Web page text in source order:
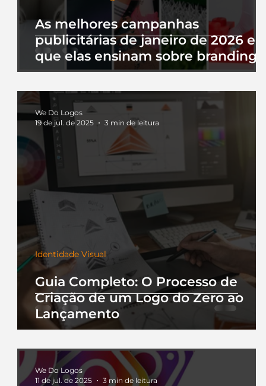
As melhores campanhas
publicitárias de janeiro de 2026 e
que elas ensinam sobre branding
Guia Completo: O Processo de
Criação de um Logo do Zero ao
Lançamento
Identidade Visual
We Do Logos
19 de jul. de 2025
3 min de leitura
We Do Logos
11 de jul. de 2025
3 min de leitura